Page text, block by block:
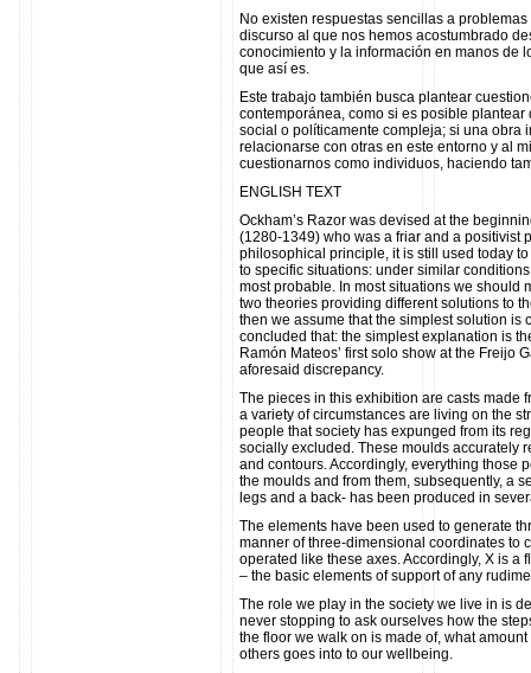
No existen respuestas sencillas a
discurso al que nos hemos acostumbrado
conocimiento y la información en manos de
que así es.
Este trabajo también busca plantear
contemporánea, como si es posible
social o políticamente compleja; si una obra
relacionarse con otras en este entorno y al
cuestionarnos como individuos, haciendo
ENGLISH TEXT
Ockham’s Razor was devised at the
(1280-1349) who was a friar and a positivist
philosophical principle, it is still used today
to specific situations: under similar
most probable. In most situations we should
two theories providing different solutions to
then we assume that the simplest solution is
concluded that: the simplest explanation is
Ramón Mateos’ first solo show at the Freijo
aforesaid discrepancy.
The pieces in this exhibition are casts made
a variety of circumstances are living on the
people that society has expunged from its
socially excluded. These moulds accurately
and contours. Accordingly, everything those
the moulds and from them, subsequently, a
legs and a back- has been produced in
The elements have been used to generate
manner of three-dimensional coordinates to
operated like these axes. Accordingly, X is a
– the basic elements of support of any
The role we play in the society we live in is
never stopping to ask ourselves how the
the floor we walk on is made of, what
others goes into to our wellbeing.